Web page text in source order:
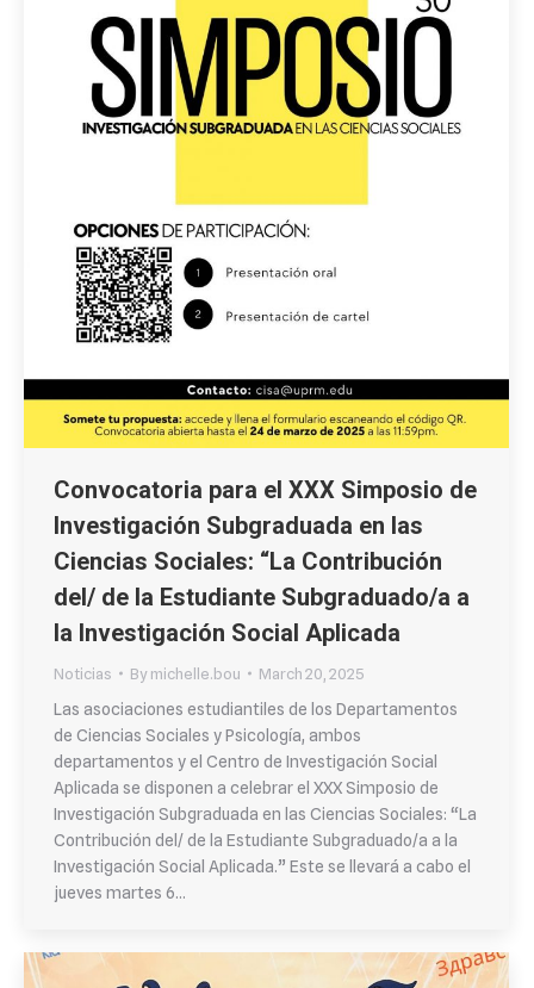
Convocatoria para el XXX Simposio de
Investigación Subgraduada en las
Ciencias Sociales: “La Contribución
del/ de la Estudiante Subgraduado/a a
la Investigación Social Aplicada
Noticias Bymichelle.bou
March 20, 2025
Las asociaciones estudiantiles de los Departamentos
de Ciencias Sociales y Psicología, ambos
departamentos y el Centro de Investigación Social
Aplicada se disponen a celebrar el XXX Simposio de
Investigación Subgraduada en las Ciencias Sociales: “La
Contribución del/ de la Estudiante Subgraduado/a a la
Investigación Social Aplicada.” Este se llevará a cabo el
jueves martes 6…